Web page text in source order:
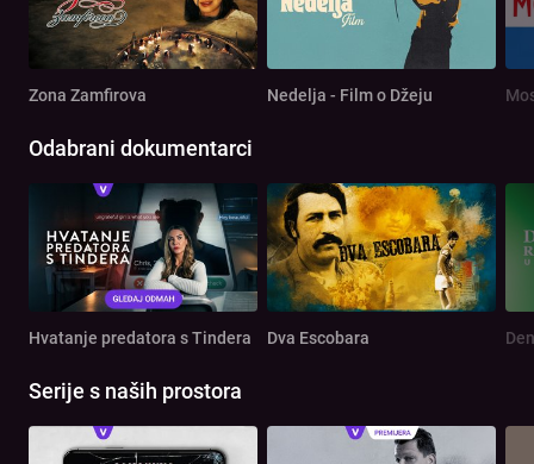
Zona Zamfirova Nedelja - Film o Džeju
Odabrani dokumentarci
Hvatanje predatora s Tindera Dva Escobara
Serije s naših prostora